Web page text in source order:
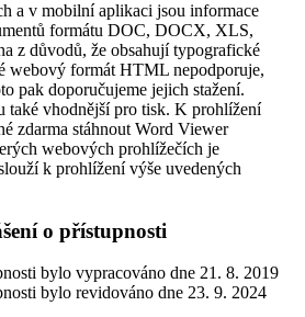
a v mobilní aplikaci jsou informace
formátu DOC, DOCX, XLS,
z důvodů, že obsahují typografické
webový formát HTML nepodporuje,
pak doporučujeme jejich stažení.
také vhodnější pro tisk. K prohlížení
zdarma stáhnout Word Viewer
webových prohlížečích je
k prohlížení výše uvedených
o přístupnosti
bylo vypracováno dne 21. 8. 2019
bylo revidováno dne 23. 9. 2024